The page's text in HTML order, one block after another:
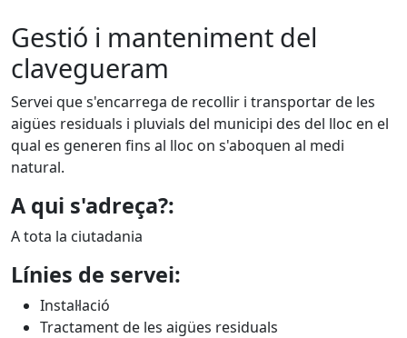
Gestió i manteniment del
clavegueram
Servei que s'encarrega de recollir i transportar de les
aigües residuals i pluvials del municipi des del lloc en el
qual es generen fins al lloc on s'aboquen al medi
natural.
A qui s'adreça?:
A tota la ciutadania
Línies de servei:
Instal·lació
Tractament de les aigües residuals